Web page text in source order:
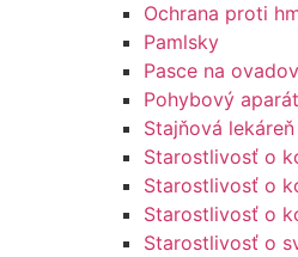
Ochrana proti
Pamlsky
Pasce na ovadov
Pohybový
Stajňová lekáreň
Starostlivosť o
Starostlivosť o
Starostlivosť o
Starostlivosť o